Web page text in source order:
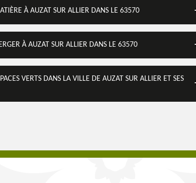
À AUZAT SUR ALLIER DANS LE 63570
À AUZAT SUR ALLIER DANS LE 63570
VERTS DANS LA VILLE DE AUZAT SUR ALLIER ET SES